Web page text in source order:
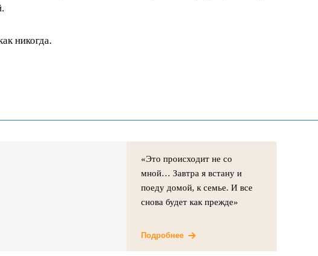
никогда.
«Это происходит не со
мной… Завтра я встану и
поеду домой, к семье. И все
снова будет как прежде»
Подробнее